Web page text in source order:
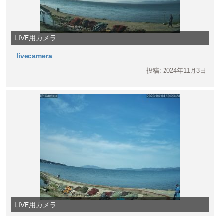
LIVE用カメラ
livecamera
投稿: 2024年11月3日
LIVE用カメラ